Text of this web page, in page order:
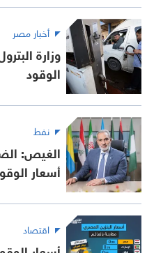
أخبار مصر
وزارة
الوقود
نفط
الغيص:
أسعار
اقتصاد